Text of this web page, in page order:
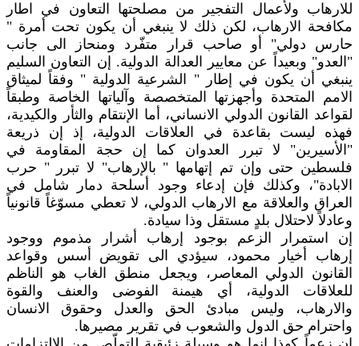
للارهاب ولأعمال التفجير من مصلحتها التعاون في اطار
مكافحة الارهاب، لكن ذلك لا ينبغي أن يكون تحت أمرة "
حارس دولي" أو صاحب قرار متفّرد ومنحاز الى جانب
"العدو" وبعيداً عن معايير العدالة الدولية. إن التعاون السليم
ينبغي أن يكون في إطار " الشرعية الدولية " وفقاً لميثاق
الامم المتحدة وأجهزتها المتخصصة وآلياتها الخاصة وطبقاً
لقواعد القانون الدولي الانساني، أما الإنتقام والثأر والكيدية،
فهذه ليست بقاعدة في العلاقات الدولية، إذ إن ذريعة
"الأسيرين" لا تبرر العدوان كما إن حجة المقاومة في
فلسطين حتى وإن تم إتهامها " بالإرهاب" لا تبرر " حرب
الابادة"، وكذلك فإن إدعاء وجود أسلحة دمار شامل في
العراق والعلاقة مع الارهاب الدولي، لا تعطي مسوّغاً قانونياً
وعادلاً لاحتلال بلدٍ مستقل وذا سيادة.
إن استمرار الزعم بوجود إرهاب أشرار مذموم ووجود
إرهاب أخيار محمود، سيؤدي الى تقويض أسس وقواعد
القانون الدولي المعاصر، ويجعل منطق الغاب هو الناظم
للعلاقات الدولية، أي هيمنة الفوضى والعنف والقوة
والارهاب، وليس مبادئ الحق والعدل وحقوق الانسان
واحترام حق الدول والشعوب في تقرير مصيرها.